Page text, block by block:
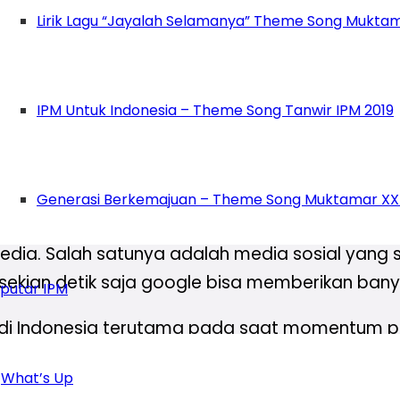
Lirik Lagu “Jayalah Selamanya” Theme Song
IPM Untuk Indonesia – Theme Song Tanwir IPM 2019
Generasi Berkemajuan – Theme Song Muktamar
IPM
What’s Up
dengan mengendalikan data agar sesuai
bukanlah sebuah realitas.
dari kebohongan ke
tidak mengkhawatirkannya, hal itu
Gunawan menjelaskan praktek
dimenangkan oleh Joe Biden.
momentum pemilu 2024 nanti, yang dimana
Salah satunya adalah media sosial
detik saja google bisa memberikan
Indonesia terutama pada saat momentum
praktek
sudah lama. Pada
ada, mulai dari munculnya
, tulisan-